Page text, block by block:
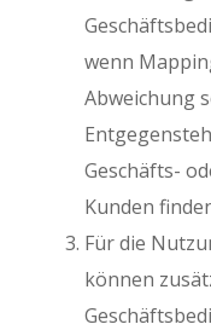
wenn
Abweichung
Geschäfts-
Kunden
Für die
können